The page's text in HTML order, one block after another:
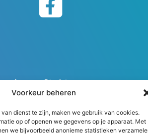
Voorkeur beheren
dienst te zijn, maken we gebruik van cookies.
op of openen we gegevens op je apparaat. Met
we bijvoorbeeld anonieme statistieken
Disclaimer